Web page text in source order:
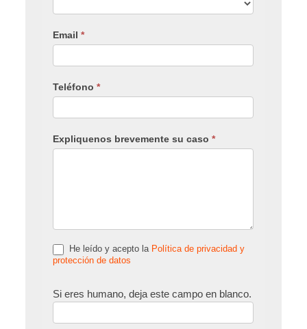
Email*
Teléfono*
Expliquenos brevemente su caso*
He leído y acepto la Política de privacidad y
protección de datos
Si eres humano, deja este campo en blanco.